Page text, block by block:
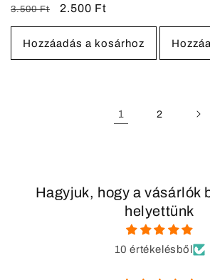
értékelés
Normál
ár
3.500 Ft
Akciós
ár
2.500 Ft
Hozzáadás a kosárhoz
1 2
Hagyjuk, hogy a vásárlók
helyettünk
10 értékelésből